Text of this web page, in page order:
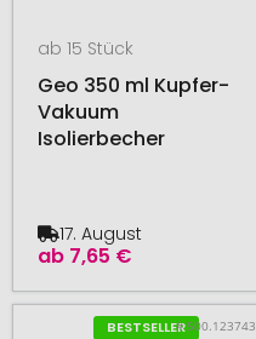
ab 15 Stück
Geo 350 ml Kupfer-
Vakuum
Isolierbecher
ab 7,65 €
17. August
BESTSELLER# 500.123743